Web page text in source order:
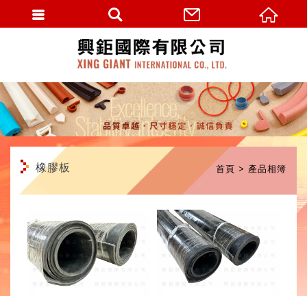
首頁 產品相簿
橡膠板
繁體中文